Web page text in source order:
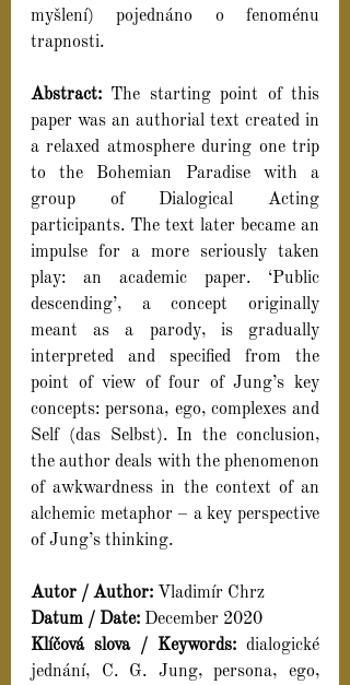
myšlení) pojednáno o fenoménu
trapnosti.
Abstract: The starting point of this
paper was an authorial text created in
a relaxed atmosphere during one trip
to the Bohemian Paradise with a
group of Dialogical Acting
participants. The text later became an
impulse for a more seriously taken
play: an academic paper. ‘Public
descending’, a concept originally
meant as a parody, is gradually
interpreted and specified from the
point of view of four of Jung’s key
concepts: persona, ego, complexes and
Self (das Selbst). In the conclusion,
the author deals with the phenomenon
of awkwardness in the context of an
alchemic metaphor – a key perspective
of Jung’s thinking.
Autor / Author: Vladimír Chrz
Datum / Date: December 2020
Klíčová slova / Keywords: dialogické
jednání, C. G. Jung, persona, ego,